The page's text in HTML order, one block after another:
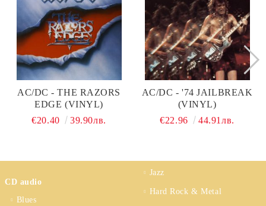
AC/DC - THE RAZORS
EDGE (VINYL)
€20.40
39.90лв.
AC/DC - '74 JAILBREAK
(VINYL)
€22.96
44.91лв.
CD audio
Blues
Jazz
Hard Rock & Metal